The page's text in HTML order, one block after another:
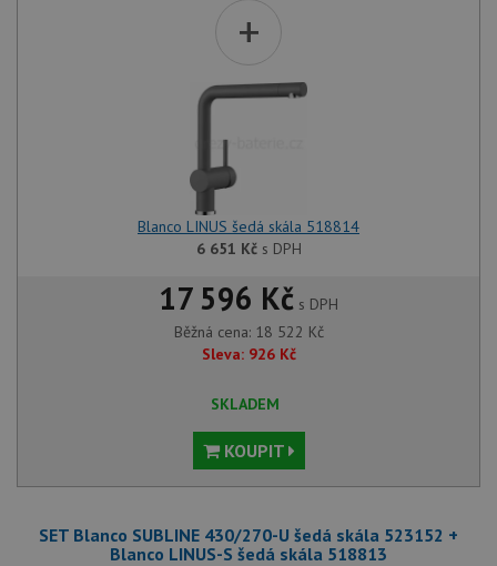
+
Blanco LINUS šedá skála 518814
6 651 Kčs DPH
17 596 Kč s DPH
Běžná cena: 18 522 Kč
Sleva: 926 Kč
SKLADEM
KOUPIT
SET Blanco SUBLINE 430/270-U šedá skála 523152 +
Blanco LINUS-S šedá skála 518813